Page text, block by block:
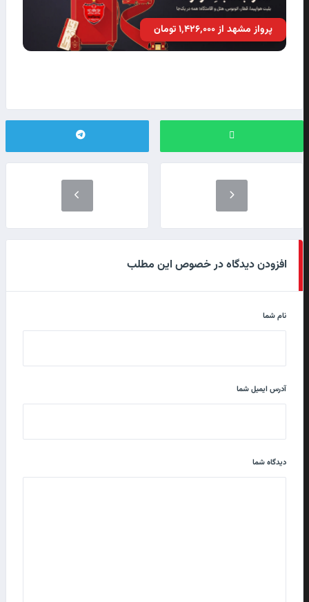
پرواز مشهد از ۱٬۴۲۶٬۰۰۰ تومان
افزودن دیدگاه در خصوص این مطلب
نام شما
آدرس ایمیل شما
دیدگاه شما